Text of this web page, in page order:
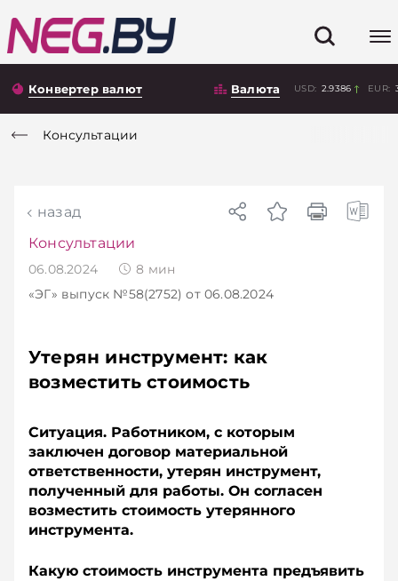
Конвертер валют Валюта USD: 2.9386 EUR:
Консультации
назад
Консультации
06.08.2024 8 мин
«ЭГ» выпуск №58(2752) от 06.08.2024
Утерян инструмент: как
возместить стоимость
Ситуация. Работником, с которым
заключен договор материальной
ответственности, утерян инструмент,
полученный для работы. Он согласен
возместить стоимость утерянного
инструмента.
Какую стоимость инструмента предъявить